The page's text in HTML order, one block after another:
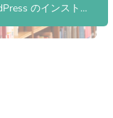
WordPress のインストール その１